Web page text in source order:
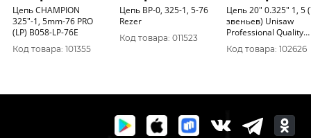
Цепь CHAMPION
325"-1, 5mm-76 PRO
(LP) B058-LP-76E
Код товара: 101355
Цепь ВP-0, 325-1, 5-76
Rezer
Код товара: 011523
Цепь 20" 0.325" 1, 5
звеньев) Unisaw
Professional Quality
SG5C76DL
Код товара: 102626